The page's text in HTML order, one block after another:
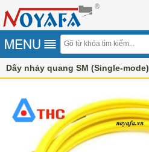
Dây nhảy quang SM (Single-mode)